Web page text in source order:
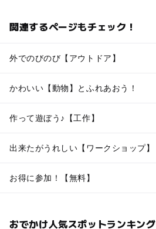
関連するページもチェック！
外でのびのび【アウトドア】
かわいい【動物】とふれあおう！
作って遊ぼう♪【工作】
出来たがうれしい【ワークショップ】
お得に参加！【無料】
おでかけ人気スポットランキング